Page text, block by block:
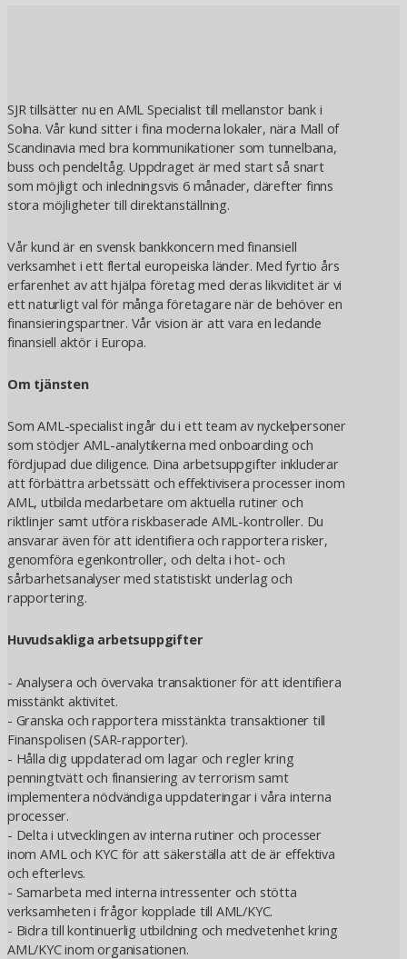
SJR tillsätter nu en AML Specialist till mellanstor bank i
Solna. Vår kund sitter i fina moderna lokaler, nära Mall of
Scandinavia med bra kommunikationer som tunnelbana,
buss och pendeltåg. Uppdraget är med start så snart
som möjligt och inledningsvis 6 månader, därefter finns
stora möjligheter till direktanställning.
Vår kund är en svensk bankkoncern med finansiell
verksamhet i ett flertal europeiska länder. Med fyrtio års
erfarenhet av att hjälpa företag med deras likviditet är vi
ett naturligt val för många företagare när de behöver en
finansieringspartner. Vår vision är att vara en ledande
finansiell aktör i Europa.
Om tjänsten
Som AML-specialist ingår du i ett team av nyckelpersoner
som stödjer AML-analytikerna med onboarding och
fördjupad due diligence. Dina arbetsuppgifter inkluderar
att förbättra arbetssätt och effektivisera processer inom
AML, utbilda medarbetare om aktuella rutiner och
riktlinjer samt utföra riskbaserade AML-kontroller. Du
ansvarar även för att identifiera och rapportera risker,
genomföra egenkontroller, och delta i hot- och
sårbarhetsanalyser med statistiskt underlag och
rapportering.
Huvudsakliga arbetsuppgifter
- Analysera och övervaka transaktioner för att identifiera
misstänkt aktivitet.
- Granska och rapportera misstänkta transaktioner till
Finanspolisen (SAR-rapporter).
- Hålla dig uppdaterad om lagar och regler kring
penningtvätt och finansiering av terrorism samt
implementera nödvändiga uppdateringar i våra interna
processer.
- Delta i utvecklingen av interna rutiner och processer
inom AML och KYC för att säkerställa att de är effektiva
och efterlevs.
- Samarbeta med interna intressenter och stötta
verksamheten i frågor kopplade till AML/KYC.
- Bidra till kontinuerlig utbildning och medvetenhet kring
AML/KYC inom organisationen.